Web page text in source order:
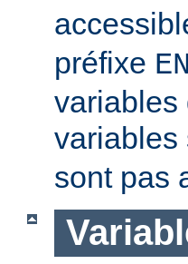
préfixe
variables
variables
sont pas